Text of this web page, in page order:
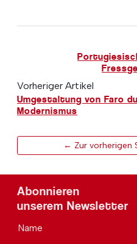
Vorheriger Artikel
Umgestaltung von Faro
Modernismus
← Zur vorherigen
Abonnieren
unserem Newsletter
Name